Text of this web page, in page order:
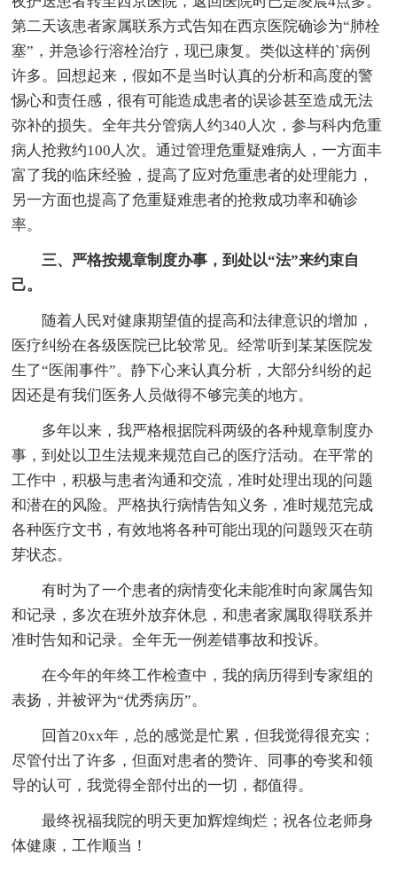
第二天该患者家属联系方式告知在西京医院确诊为“肺栓
塞”，并急诊行溶栓治疗，现已康复。类似这样的`病例
许多。回想起来，假如不是当时认真的分析和高度的警
惕心和责任感，很有可能造成患者的误诊甚至造成无法
弥补的损失。全年共分管病人约340人次，参与科内危重
病人抢救约100人次。通过管理危重疑难病人，一方面丰
富了我的临床经验，提高了应对危重患者的处理能力，
另一方面也提高了危重疑难患者的抢救成功率和确诊
率。
三、严格按规章制度办事，到处以“法”来约束自
己。
随着人民对健康期望值的提高和法律意识的增加，
医疗纠纷在各级医院已比较常见。经常听到某某医院发
生了“医闹事件”。静下心来认真分析，大部分纠纷的起
因还是有我们医务人员做得不够完美的地方。
多年以来，我严格根据院科两级的各种规章制度办
事，到处以卫生法规来规范自己的医疗活动。在平常的
工作中，积极与患者沟通和交流，准时处理出现的问题
和潜在的风险。严格执行病情告知义务，准时规范完成
各种医疗文书，有效地将各种可能出现的问题毁灭在萌
芽状态。
有时为了一个患者的病情变化未能准时向家属告知
和记录，多次在班外放弃休息，和患者家属取得联系并
准时告知和记录。全年无一例差错事故和投诉。
在今年的年终工作检查中，我的病历得到专家组的
表扬，并被评为“优秀病历”。
回首20xx年，总的感觉是忙累，但我觉得很充实；
尽管付出了许多，但面对患者的赞许、同事的夸奖和领
导的认可，我觉得全部付出的一切，都值得。
最终祝福我院的明天更加辉煌绚烂；祝各位老师身
体健康，工作顺当！